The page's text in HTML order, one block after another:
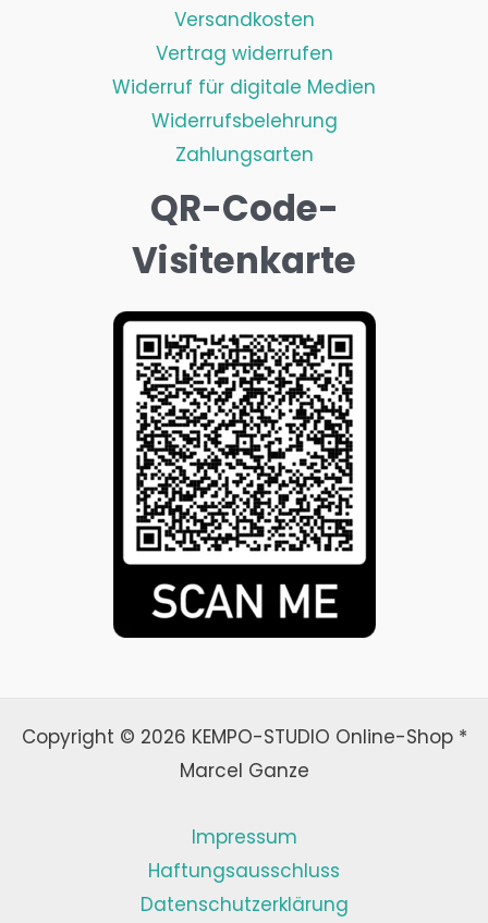
Versandkosten
Vertrag widerrufen
Widerruf für digitale Medien
Widerrufsbelehrung
Zahlungsarten
QR-Code-
Visitenkarte
Copyright © 2026 KEMPO-STUDIO Online-Shop *
Marcel Ganze
Impressum
Haftungsausschluss
Datenschutzerklärung